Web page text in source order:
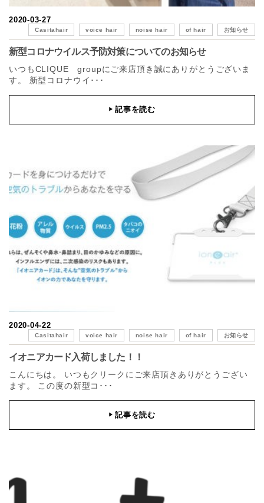
2020-03-27
Casitahair voice hair noise hair of hair お知らせ
新型コロナウイルス予防対策についてのお知らせ
いつもCLIQUE groupにご来店頂き誠にありがとうございま
す。 新型コロナウイ･･･
▶記事を読む
2020-04-22
Casitahair voice hair noise hair of hair お知らせ
イオニアカード入荷しました！！
こんにちは。 いつもクリークにご来店頂きありがとうござい
ます。 この度の新型コ･･･
▶記事を読む